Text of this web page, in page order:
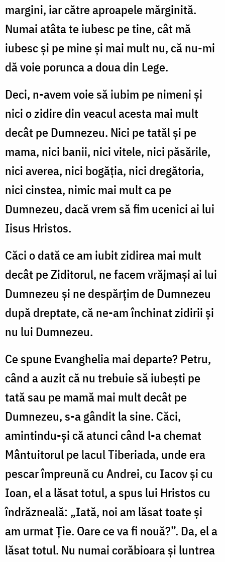
margini, iar către aproapele mărginită.
Numai atâta te iubesc pe tine, cât mă
iubesc şi pe mine şi mai mult nu, că nu-mi
dă voie porunca a doua din Lege.
Deci, n-avem voie să iubim pe nimeni şi
nici o zidire din veacul acesta mai mult
decât pe Dumnezeu. Nici pe tatăl şi pe
mama, nici banii, nici vitele, nici păsările,
nici averea, nici bogăţia, nici dregătoria,
nici cinstea, nimic mai mult ca pe
Dumnezeu, dacă vrem să fim ucenici ai lui
Iisus Hristos.
Căci o dată ce am iubit zidirea mai mult
decât pe Ziditorul, ne facem vrăjmaşi ai lui
Dumnezeu şi ne despărţim de Dumnezeu
după dreptate, că ne-am închinat zidirii şi
nu lui Dumnezeu.
Ce spune Evanghelia mai departe? Petru,
când a auzit că nu trebuie să iubeşti pe
tată sau pe mamă mai mult decât pe
Dumnezeu, s-a gândit la sine. Căci,
amintindu-şi că atunci când l-a chemat
Mântuitorul pe lacul Tiberiada, unde era
pescar împreună cu Andrei, cu Iacov şi cu
Ioan, el a lăsat totul, a spus lui Hristos cu
îndrăzneală: „Iată, noi am lăsat toate şi
am urmat Ţie. Oare ce va fi nouă?”. Da, el a
lăsat totul. Nu numai corăbioara şi luntrea